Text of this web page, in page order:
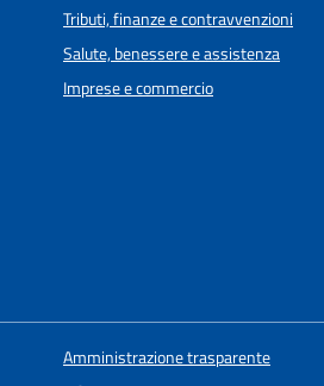
Tributi, finanze e contravvenzioni
Salute, benessere e assistenza
Imprese e commercio
Amministrazione trasparente